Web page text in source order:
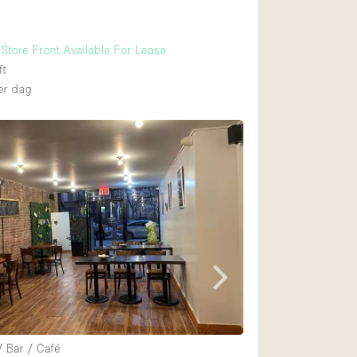
Front Available For Lease
dag
Bar / Café